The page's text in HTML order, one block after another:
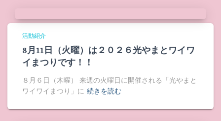
活動紹介
8月11日（火曜）は２０２６光やまとワイワ
イまつりです！！
８月６日（木曜） 来週の火曜日に開催される「光やまと
ワイワイまつり」に 続きを読む